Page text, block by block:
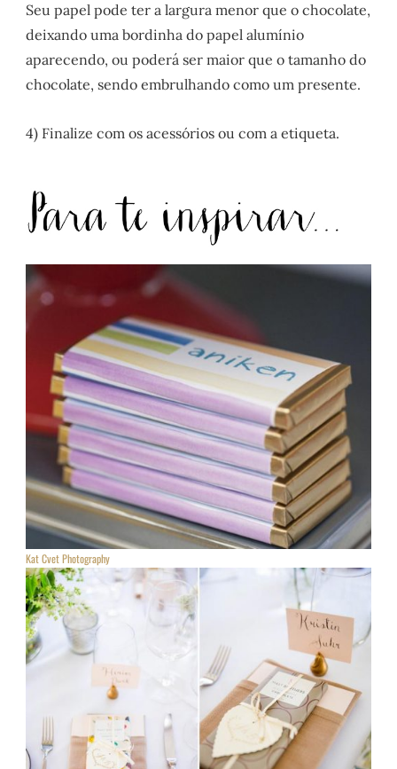
Seu papel pode ter a largura menor que o chocolate,
deixando uma bordinha do papel alumínio
aparecendo, ou poderá ser maior que o tamanho do
chocolate, sendo embrulhando como um presente.
4) Finalize com os acessórios ou com a etiqueta.
Kat Cvet Photography